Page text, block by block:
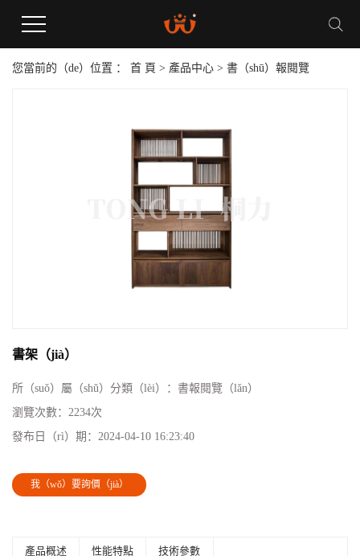
您當前的（de）位置 ： 首 頁 > 產品中心 > 書（shū）報閱覽
書架（jià）
所（suǒ）屬（shǔ）分類（lèi）： 書報閱覽（lǎn）
瀏覽次數： 2234次
發布日（rì）期： 2024-04-10 16:23:40
我（wǒ）要詢價（jià）
產品概述 性能特點 技術參數